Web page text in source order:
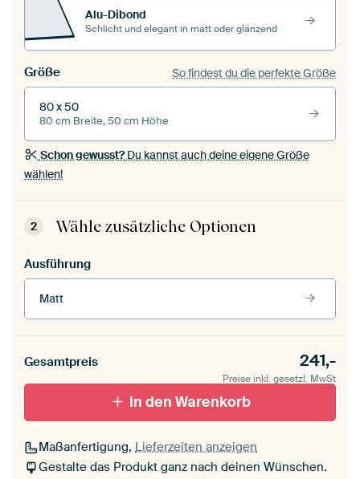
Alu-Dibond
Schlicht und elegant in matt oder glänzend
Größe So findest du die perfekte Größe
80 x 50
80 cm Breite, 50 cm Höhe
Schon gewusst?Du kannst auch deine eigene Größe
wählen!
2 Wähle zusätzliche Optionen
Ausführung
Matt
Gesamtpreis 241,-
Preise inkl. gesetzl. MwSt
In den Warenkorb
Maßanfertigung, Lieferzeiten anzeigen
Gestalte das Produkt ganz nach deinen Wünschen.